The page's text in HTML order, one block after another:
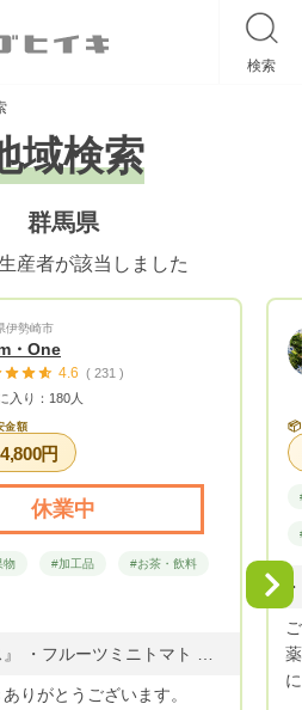
検索
域検索
群馬県
産者が該当しました
伊勢崎市
・One
4.6 ( 231 )
入り：180人
金額
円
休業中
物 #加工品 #お茶・飲料
りがとうございます。
📦